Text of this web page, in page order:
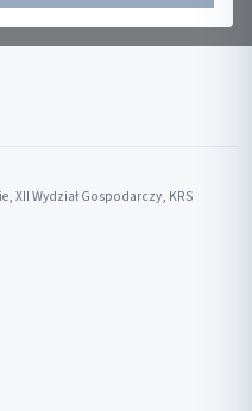
XII Wydział Gospodarczy, KRS